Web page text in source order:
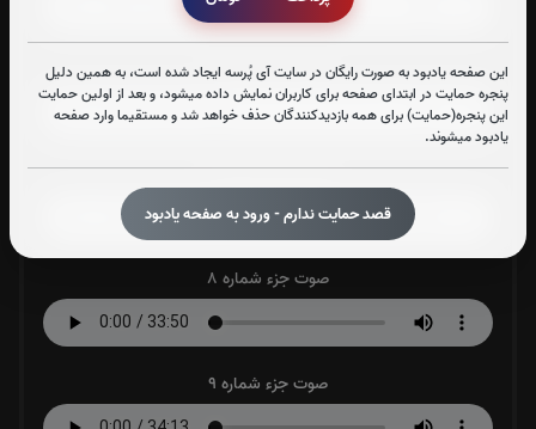
این صفحه یادبود به صورت رایگان در سایت آی پُرسه ایجاد شده است، به همین دلیل
پنجره حمایت در ابتدای صفحه برای کاربران نمایش داده میشود، و بعد از اولین حمایت
این پنجره(حمایت) برای همه بازدیدکنندگان حذف خواهد شد و مستقیما وارد صفحه
یادبود میشوند.
قصد حمایت ندارم - ورود به صفحه یادبود
صوت جزء شماره 6
صوت جزء شماره 7
صوت جزء شماره 8
صوت جزء شماره 9